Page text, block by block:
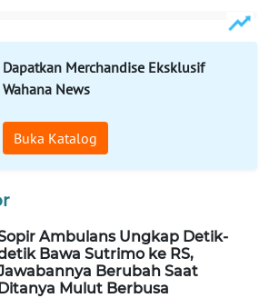
Dapatkan Merchandise Eksklusif
Wahana News
Buka Katalog
Ambulans Ungkap Detik-
Bawa Sutrimo ke RS,
Berubah Saat
Mulut Berbusa